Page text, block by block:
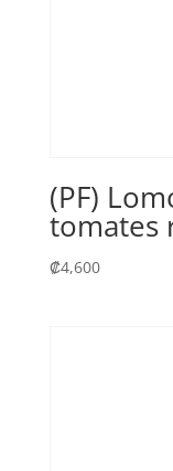
(PF)
tomates
₡4,600